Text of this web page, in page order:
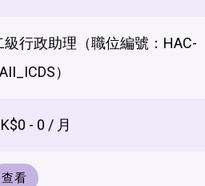
級行政助理（職位編號：HAC-
）
- 0 / 月
查看